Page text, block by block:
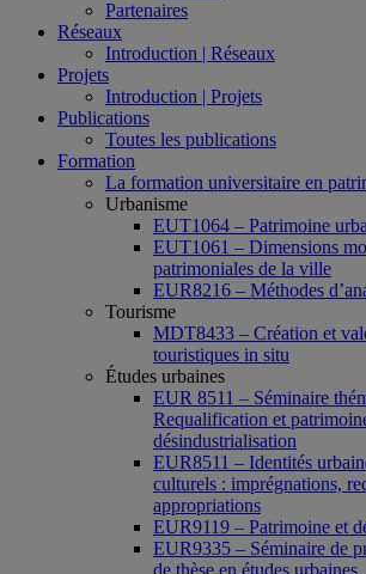
Partenaires
Réseaux
Introduction | Réseaux
Projets
Introduction | Projets
Publications
Toutes les publications
Formation
La formation universitaire en
Urbanisme
EUT1064 – Patrimoine
EUT1061 – Dimensions
patrimoniales de la ville
EUR8216 – Méthodes
Tourisme
MDT8433 – Création et
touristiques in situ
Études urbaines
EUR 8511 – Séminaire
Requalification et
désindustrialisation
EUR8511 – Identités
culturels : imprégnations,
appropriations
EUR9119 – Patrimoine et
EUR9335 – Séminaire de